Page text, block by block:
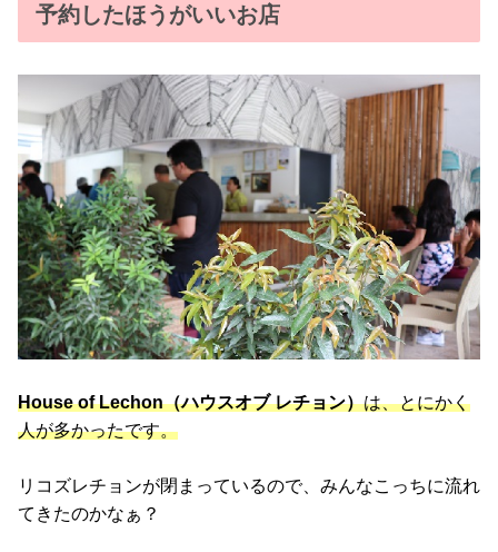
予約したほうがいいお店
House of Lechon（ハウスオブ レチョン）は、とにかく
人が多かったです。
リコズレチョンが閉まっているので、みんなこっちに流れ
てきたのかなぁ？